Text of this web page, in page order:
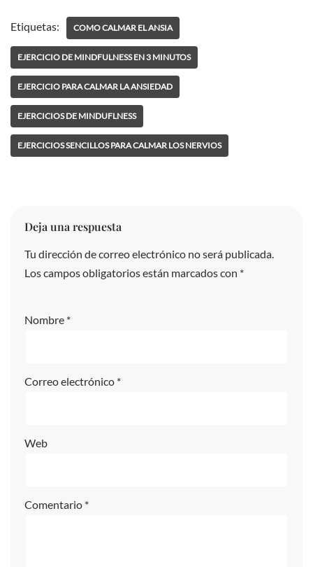
Etiquetas: COMO CALMAR EL ANSIA
EJERCICIO DE MINDFULNESS EN 3 MINUTOS
EJERCICIO PARA CALMAR LA ANSIEDAD
EJERCICIOS DE MINDUFLNESS
EJERCICIOS SENCILLOS PARA CALMAR LOS NERVIOS
Deja una respuesta
Tu dirección de correo electrónico no será publicada.
Los campos obligatorios están marcados con *
Nombre *
Correo electrónico *
Web
Comentario *
A
lt
v